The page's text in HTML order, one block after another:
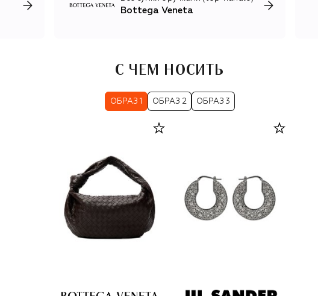
коллекция обуви и аксессуаров, в числе которых —
культовые it-сумки Sardine, Jodie, Cassette, Knot Chain и
Bottega Veneta
С ЧЕМ НОСИТЬ
ОБРАЗ 1 ОБРАЗ 2 ОБРАЗ 3